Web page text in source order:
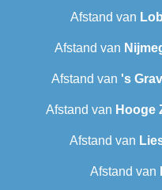
Afstand van
Afstand van
Afstand van 's
Afstand van Hooge
Afstand van
Afstand van